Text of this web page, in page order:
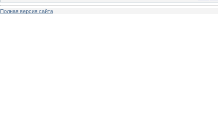
Полная версия сайта